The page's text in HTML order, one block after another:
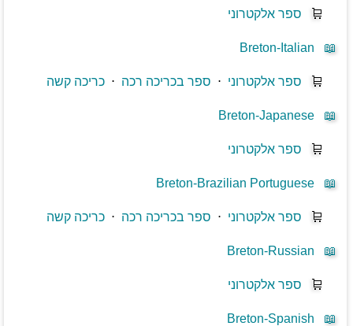
🛒 ספר אלקטרוני
📖
Breton-Italian
🛒 ספר אלקטרוני ⋅ ספר בכריכה רכה ⋅כריכה קשה
📖
Breton-Japanese
🛒 ספר אלקטרוני
📖
Breton-Brazilian Portuguese
🛒 ספר אלקטרוני ⋅ ספר בכריכה רכה ⋅כריכה קשה
📖
Breton-Russian
🛒 ספר אלקטרוני
📖
Breton-Spanish